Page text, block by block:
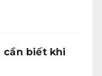
cần biết khi